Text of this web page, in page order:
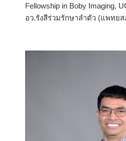
Fellowship in Boby Imaging,
อว.รังสีร่วมรักษาลำตัว (แพทยส